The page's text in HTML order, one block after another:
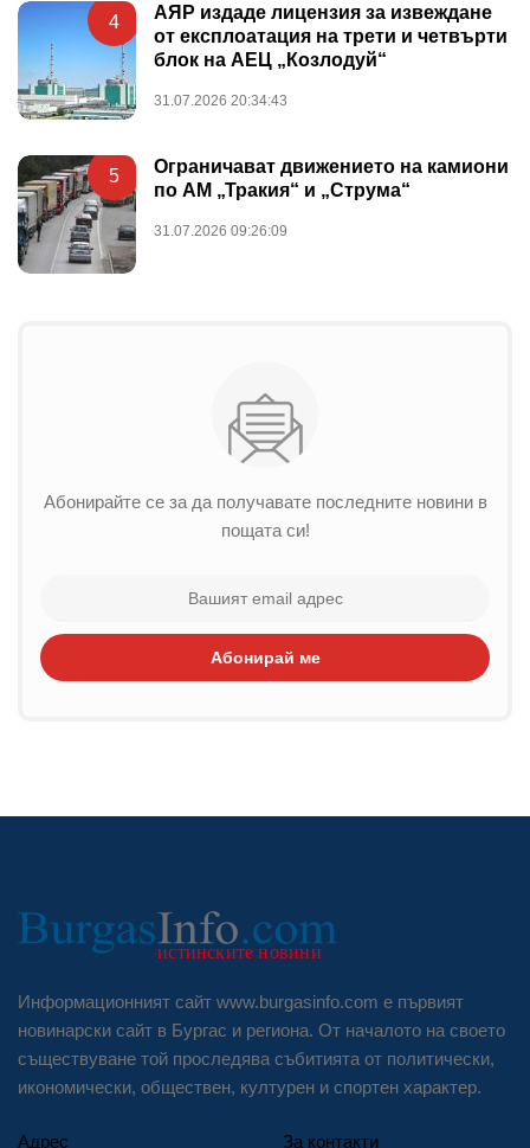
4
АЯР издаде лицензия за извеждане
от експлоатация на трети и четвърти
блок на АЕЦ „Козлодуй“
31.07.2026 20:34:43
5
Ограничават движението на камиони
по АМ „Тракия“ и „Струма“
31.07.2026 09:26:09
Абонирайте се за да получавате последните новини в
пощата си!
Абонирай ме
Информационният сайт www.burgasinfo.com е първият
новинарски сайт в Бургас и региона. От началото на своето
съществуване той проследява събитията от политически,
икономически, обществен, културен и спортен характер.
Адрес
За контакти